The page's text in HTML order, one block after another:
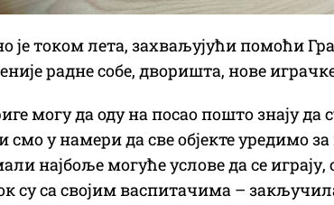
је током лета, захваљујући помоћи
радне собе, дворишта, нове
могу да оду на посао пошто знају
смо у намери да све објекте уредимо
најбоље могуће услове да се
су са својим васпитачима –